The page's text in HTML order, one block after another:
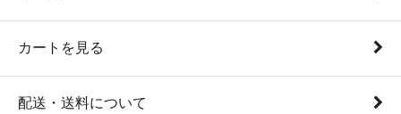
カートを見る
配送・送料について